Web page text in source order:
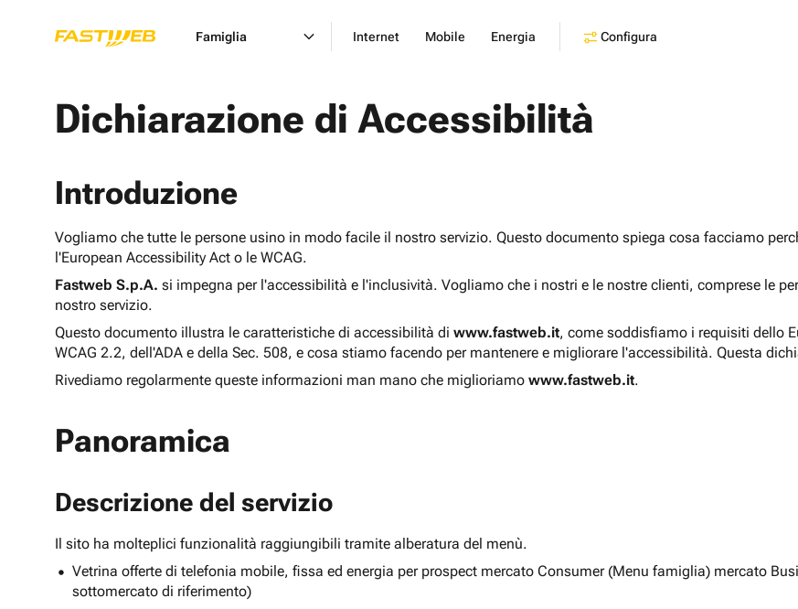
Famiglia Internet Mobile Energia Configura
Dichiarazione di Accessibilità
Introduzione
Vogliamo che tutte le persone usino in modo facile il nostro servizio. Questo documento spiega cosa facciamo
l'European Accessibility Act o le WCAG.
Fastweb S.p.A. si impegna per l'accessibilità e l'inclusività. Vogliamo che i nostri e le nostre clienti, comprese le
nostro servizio.
Questo documento illustra le caratteristiche di accessibilità di www.fastweb.it, come soddisfiamo i requisiti dello
WCAG 2.2, dell'ADA e della Sec. 508, e cosa stiamo facendo per mantenere e migliorare l'accessibilità. Questa
Rivediamo regolarmente queste informazioni man mano che miglioriamo www.fastweb.it.
Panoramica
Descrizione del servizio
Il sito ha molteplici funzionalità raggiungibili tramite alberatura del menù.
Vetrina offerte di telefonia mobile, fissa ed energia per prospect mercato Consumer (Menu famiglia) mercato
sottomercato di riferimento)